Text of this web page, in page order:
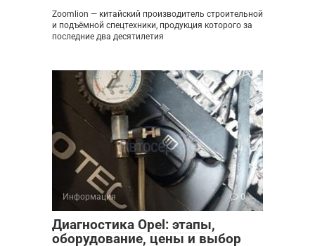
Zoomlion — китайский производитель строительной
и подъёмной спецтехники, продукция которого за
последние два десятилетия
Информация 0
Диагностика Opel: этапы,
оборудование, цены и выбор